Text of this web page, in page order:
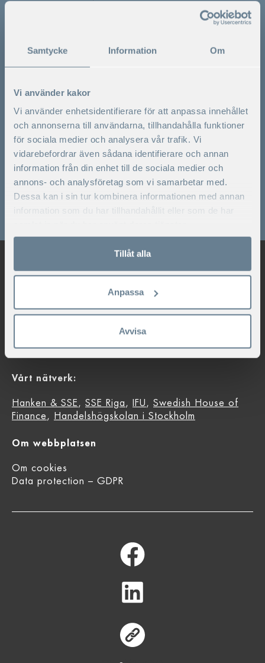
Samtycke Information Om
Vi använder kakor
Vi använder enhetsidentifierare för att anpassa innehållet
och annonserna till användarna, tillhandahålla funktioner
för sociala medier och analysera vår trafik. Vi
vidarebefordrar även sådana identifierare och annan
information från din enhet till de sociala medier och
annons- och analysföretag som vi samarbetar med.
Dessa kan i sin tur kombinera informationen med annan
information som du har tillhandahållit eller som de har
Tillåt alla
Anpassa
Avvisa
Programrådgivning
08-586 175 60
Campus Kämpasten
08-592 585 00
Bokningsförfrågan
Övriga ärenden klicka här
Stockholm School of Economics Executive
Tel: 08-586 175 00 |exed.info@hhs.se
Medarbetare
Vårt nätverk:
Hanken & SSE , SSE Riga , IFU , Swedish House of
Finance, Handelshögskolan i Stockholm
Om webbplatsen
Om cookies
Data protection – GDPR